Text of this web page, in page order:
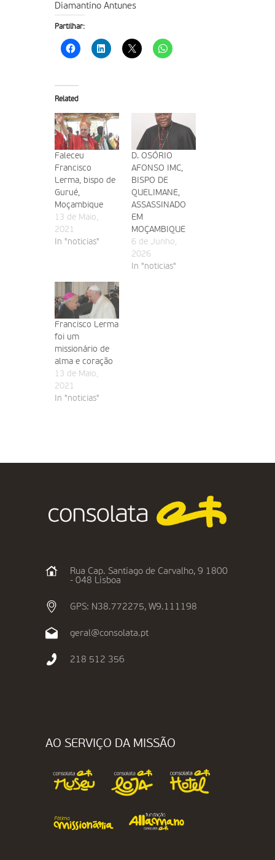
Diamantino Antunes
Partilhar:
Related
Faleceu
Francisco
Lerma, bispo de
Gurué,
Moçambique
13 de Maio,
2021
In "noticias"
D. OSÓRIO
AFONSO IMC,
BISPO DE
QUELIMANE,
ASSASSINADO
EM
MOÇAMBIQUE
6 de Junho,
2026
In "noticias"
Francisco Lerma
foi um
missionário de
alma e coração
13 de Maio,
2021
In "noticias"
Rua Cap. Santiago de Carvalho, 9 1800
- 048 Lisboa
GPS: N38.772275, W9.111198
geral@consolata.pt
218 512 356
AO SERVIÇO DA MISSÃO